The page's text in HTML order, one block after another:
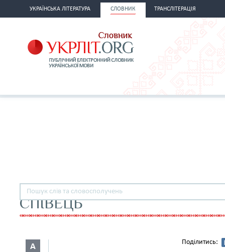
УКРАЇНСЬКА ЛІТЕРАТУРА СЛОВНИК ТРАНСЛІТЕРАЦІЯ
СПІВЕЦЬ
А Поділитись: